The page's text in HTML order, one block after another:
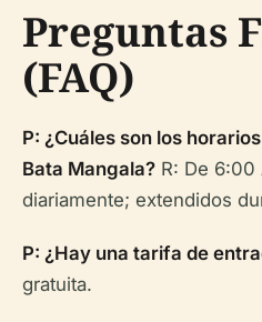
Preguntas
(FAQ)
P: ¿Cuáles son los
Bata Mangala? R: De 6:00
diariamente; extendidos
P: ¿Hay una tarifa de
gratuita.